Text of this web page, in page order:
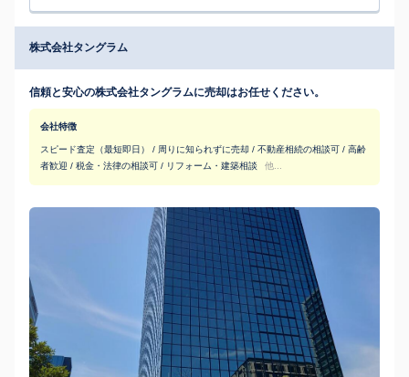
株式会社タングラム
信頼と安心の株式会社タングラムに売却はお任せください。
会社特徴
スピード査定（最短即日） / 周りに知られずに売却 / 不動産相続の相談可 / 高齢
者歓迎 / 税金・法律の相談可 / リフォーム・建築相談
他...